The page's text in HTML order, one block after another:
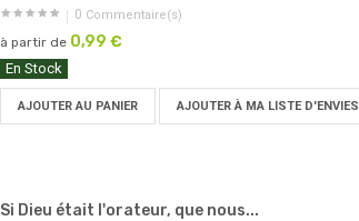
0 Commentaire(s)
à partir de 0,99 €
En Stock
AJOUTER AU PANIER AJOUTER À MA LISTE D'ENVIES
Si Dieu était l'orateur, que nous...